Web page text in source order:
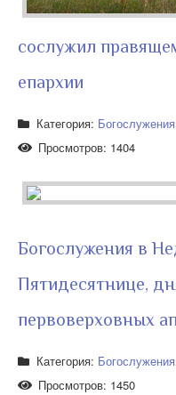
сослужил
епархии
Категория: Богослужения
Просмотров: 1404
Богослужения в
Пятидесятнице,
первоверховных
Категория: Богослужения
Просмотров: 1450